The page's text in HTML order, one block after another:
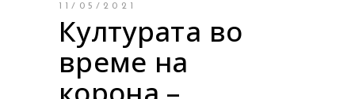
11/05/2021
Културата во
време на